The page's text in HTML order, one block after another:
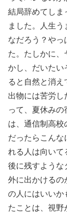
結局辞めてしま
ました。人生
なだろう？やっ
た。たしかに、
かし、だいたい
ると自然と消
出物には苦労し
って、夏休み
は、通信制高校
だったらこんな
れる人は向いて
後に残すような
外に出かけるの
の人にはいいか
たことは、視野